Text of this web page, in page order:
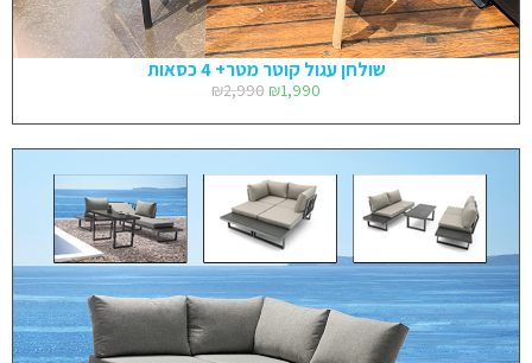
שולחן עגול קוטר מטר+ 4 כסאות
₪2,990 ₪1,990